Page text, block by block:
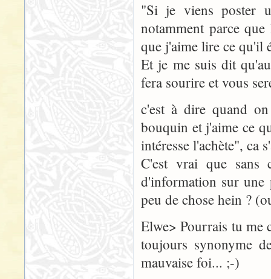
"Si je viens poster
notamment parce
que j'aime lire ce qu'il
Et je me suis dit
fera sourire et vous
c'est à dire quand
bouquin et j'aime ce
intéresse l'achète", ca
C'est vrai que sans
d'information sur une
peu de chose hein ?
Elwe> Pourrais tu me
toujours synonyme
mauvaise foi... ;-)